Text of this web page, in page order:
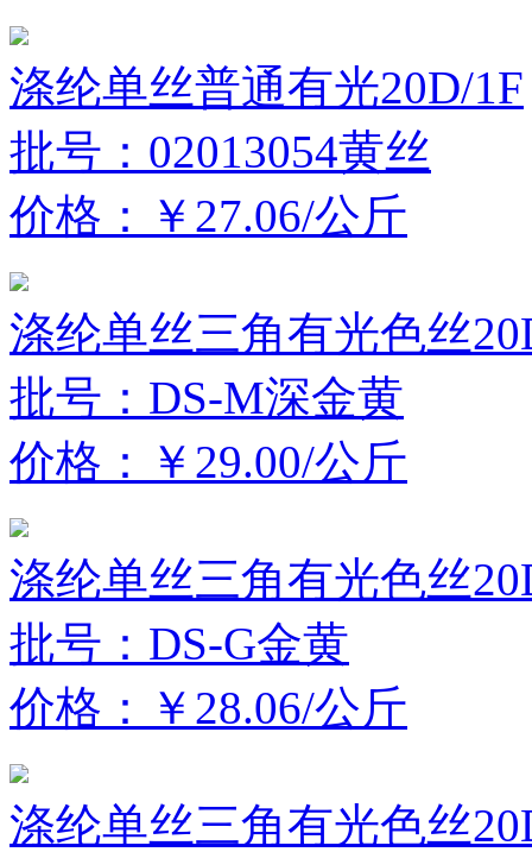
涤纶单丝普通有光20D/1F
批号：02013054黄丝
价格：￥27.06/公斤
涤纶单丝三角有光色丝
批号：DS-M深金黄
价格：￥29.00/公斤
涤纶单丝三角有光色丝
批号：DS-G金黄
价格：￥28.06/公斤
涤纶单丝三角有光色丝